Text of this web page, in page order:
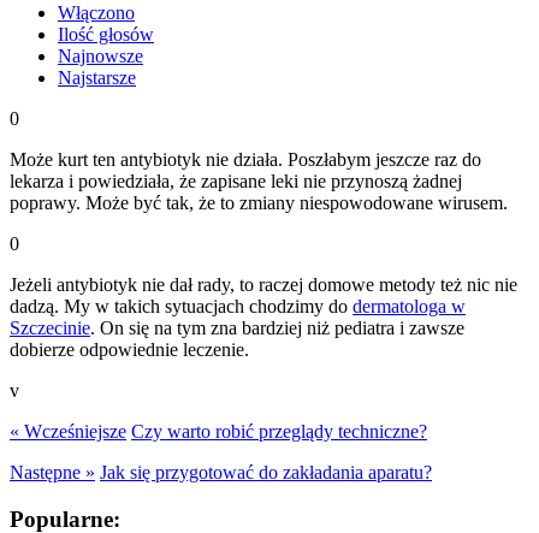
Włączono
Ilość głosów
Najnowsze
Najstarsze
0
Może kurt ten antybiotyk nie działa. Poszłabym jeszcze raz do
lekarza i powiedziała, że zapisane leki nie przynoszą żadnej
poprawy. Może być tak, że to zmiany niespowodowane wirusem.
0
Jeżeli antybiotyk nie dał rady, to raczej domowe metody też nic nie
dadzą. My w takich sytuacjach chodzimy do dermatologa w
Szczecinie. On się na tym zna bardziej niż pediatra i zawsze
dobierze odpowiednie leczenie.
v
« Wcześniejsze Czy warto robić przeglądy techniczne?
Następne » Jak się przygotować do zakładania aparatu?
Popularne: